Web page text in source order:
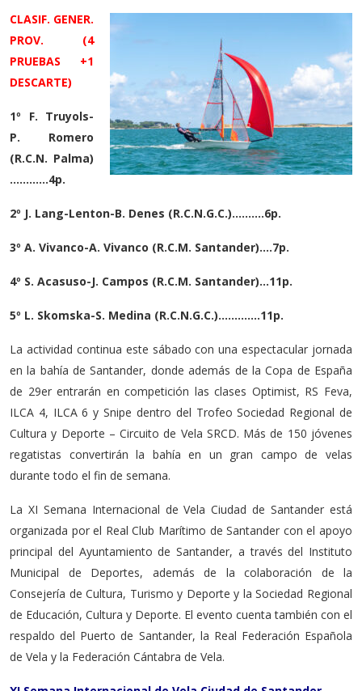
CLASIF. GENER.
PROV. (4
PRUEBAS +1
DESCARTE)
1º F. Truyols-
P. Romero
(R.C.N. Palma)
…………4p.
2º J. Lang-Lenton-B. Denes (R.C.N.G.C.)……….6p.
3º A. Vivanco-A. Vivanco (R.C.M. Santander)….7p.
4º S. Acasuso-J. Campos (R.C.M. Santander)…11p.
5º L. Skomska-S. Medina (R.C.N.G.C.)………….11p.
La actividad continua este sábado con una espectacular jornada
en la bahía de Santander, donde además de la Copa de España
de 29er entrarán en competición las clases Optimist, RS Feva,
ILCA 4, ILCA 6 y Snipe dentro del Trofeo Sociedad Regional de
Cultura y Deporte – Circuito de Vela SRCD. Más de 150 jóvenes
regatistas convertirán la bahía en un gran campo de velas
durante todo el fin de semana.
La XI Semana Internacional de Vela Ciudad de Santander está
organizada por el Real Club Marítimo de Santander con el apoyo
principal del Ayuntamiento de Santander, a través del Instituto
Municipal de Deportes, además de la colaboración de la
Consejería de Cultura, Turismo y Deporte y la Sociedad Regional
de Educación, Cultura y Deporte. El evento cuenta también con el
respaldo del Puerto de Santander, la Real Federación Española
de Vela y la Federación Cántabra de Vela.